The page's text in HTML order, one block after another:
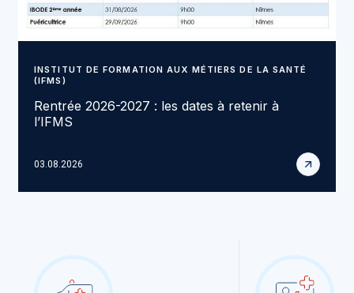
INSTITUT DE FORMATION AUX MÉTIERS DE LA SANTÉ
(IFMS)
Rentrée 2026-2027 : les dates à retenir à
l’IFMS
03.08.2026